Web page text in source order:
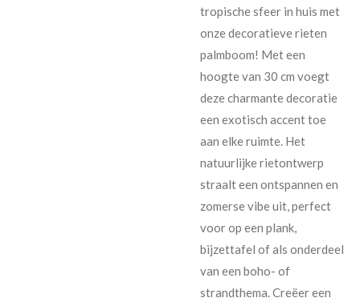
tropische sfeer in huis met
onze decoratieve rieten
palmboom! Met een
hoogte van 30 cm voegt
deze charmante decoratie
een exotisch accent toe
aan elke ruimte. Het
natuurlijke rietontwerp
straalt een ontspannen en
zomerse vibe uit, perfect
voor op een plank,
bijzettafel of als onderdeel
van een boho- of
strandthema. Creëer een